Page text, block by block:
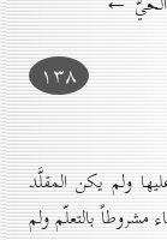
۱۳۸
ولم يكن المقلَّد
مشروطاً بالتعلّم ولم